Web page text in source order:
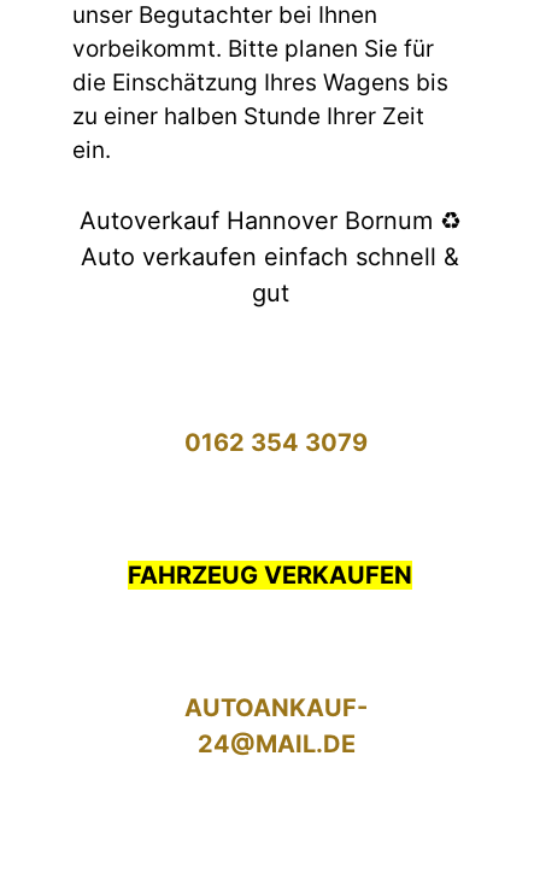
unser Begutachter bei Ihnen
vorbeikommt. Bitte planen Sie für
die Einschätzung Ihres Wagens bis
zu einer halben Stunde Ihrer Zeit
ein.
Autoverkauf Hannover Bornum ♻️
Auto verkaufen einfach schnell &
gut
0162 354 3079
FAHRZEUG VERKAUFEN
AUTOANKAUF-
24@MAIL.DE